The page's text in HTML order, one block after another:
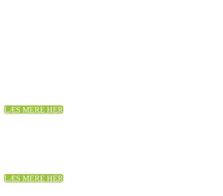
LÆS MERE HER
LÆS MERE HER